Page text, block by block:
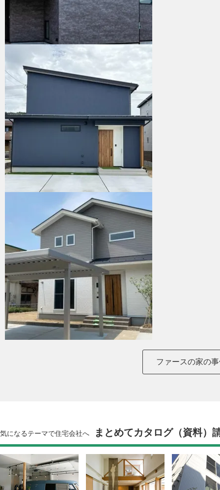
ファースの家の
気になるテーマで住宅会社へ まとめてカタログ（資料）